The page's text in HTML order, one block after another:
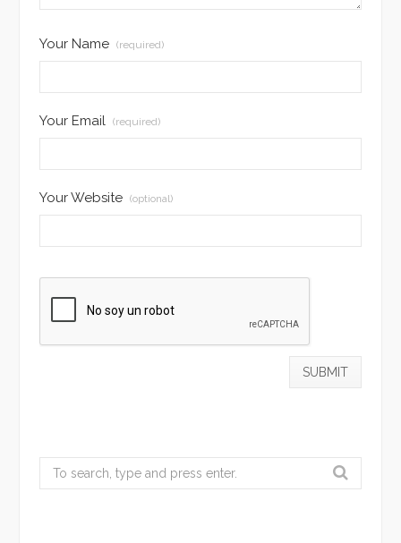
Your Name (required)
Your Email (required)
Your Website (optional)
Search
for: